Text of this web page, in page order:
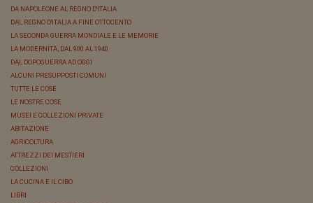
DA NAPOLEONE AL REGNO D'ITALIA
DAL REGNO D'ITALIA A FINE OTTOCENTO
LA SECONDA GUERRA MONDIALE E LE MEMORIE
LA MODERNITÀ, DAL 900 AL 1940
DAL DOPOGUERRA AD OGGI
ALCUNI PRESUPPOSTI COMUNI
TUTTE LE COSE
LE NOSTRE COSE
MUSEI E COLLEZIONI PRIVATE
ABITAZIONE
AGRICOLTURA
ATTREZZI DEI MESTIERI
COLLEZIONI
LA CUCINA E IL CIBO
LIBRI